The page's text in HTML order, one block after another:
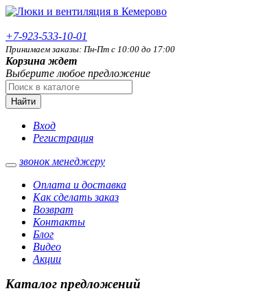
+7-923-533-10-01
Принимаем заказы: Пн-Пт с 10:00 до 17:00
Корзина ждет
Выберите любое предложение
Найти
Вход
Регистрация
звонок менеджеру
Оплата и доставка
Как сделать заказ
Возврат
Контакты
Блог
Видео
Акции
Каталог предложений